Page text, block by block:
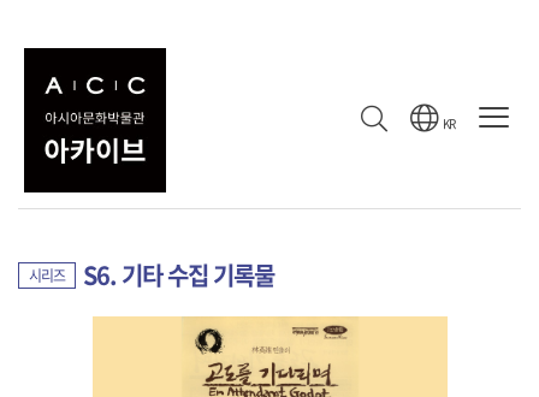
KR
컬렉션
수집 기록
시리즈 S6. 기타 수집 기록물